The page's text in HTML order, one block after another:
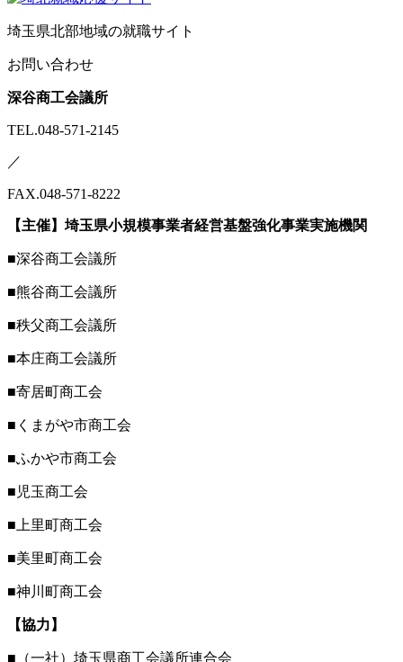
埼玉県北部地域の就職サイト
お問い合わせ
深谷商工会議所
TEL.048-571-2145
／
FAX.048-571-8222
【主催】埼玉県小規模事業者経営基盤強化事業実施機関
■深谷商工会議所
■熊谷商工会議所
■秩父商工会議所
■本庄商工会議所
■寄居町商工会
■くまがや市商工会
■ふかや市商工会
■児玉商工会
■上里町商工会
■美里町商工会
■神川町商工会
【協力】
■（一社）埼玉県商工会議所連合会